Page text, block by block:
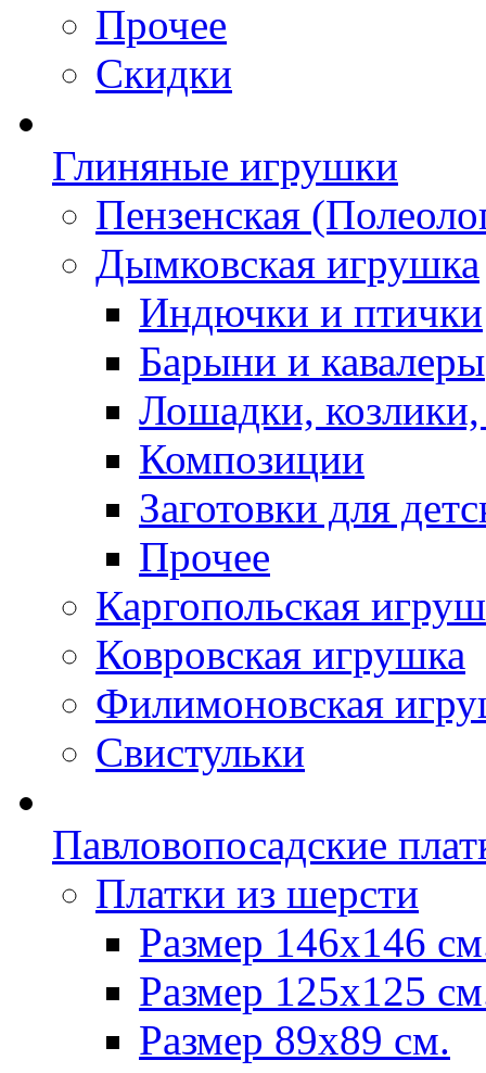
Прочее
Скидки
Глиняные игрушки
Пензенская
Дымковская игрушка
Индючки и птички
Барыни и кавалеры
Лошадки,
Композиции
Заготовки для
Прочее
Каргопольская
Ковровская игрушка
Филимоновская
Свистульки
Павловопосадские
Платки из шерсти
Размер 146х146
Размер 125х125
Размер 89х89 см.